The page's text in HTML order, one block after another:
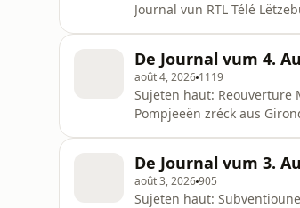
Journal vun RTL Télé
De Journal vum 4.
août 4, 2026 1119
Sujeten haut: Reouverture
Pompjeeën zréck aus
De Journal vum 3.
août 3, 2026905
Sujeten haut: